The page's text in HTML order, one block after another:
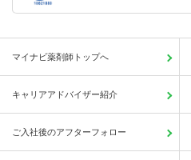
マイナビ薬剤師トップへ
キャリアアドバイザー紹介
ご入社後のアフターフォロー